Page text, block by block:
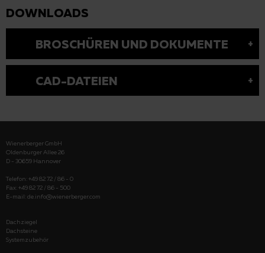
DOWNLOADS
BROSCHÜREN UND DOKUMENTE
CAD-DATEIEN
Wienerberger GmbH
Oldenburger Allee 26
D - 30659 Hannover
Telefon: +49 82 72 / 86 - 0
Fax: +49 82 72 / 86 - 500
E-mail: de.info@wienerberger.com
Dachziegel
Dachsteine
Systemzubehör